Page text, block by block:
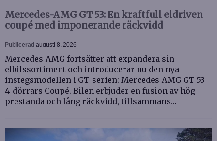
Mercedes-AMG GT 53: En kraftfull eldriven
coupé med imponerande räckvidd
Publicerad augusti 8, 2026
Mercedes-AMG fortsätter att expandera sin
elbilssortiment och introducerar nu den nya
instegsmodellen i GT-serien: Mercedes-AMG GT 53
4-dörrars Coupé. Bilen erbjuder en fusion av hög
prestanda och lång räckvidd, tillsammans…